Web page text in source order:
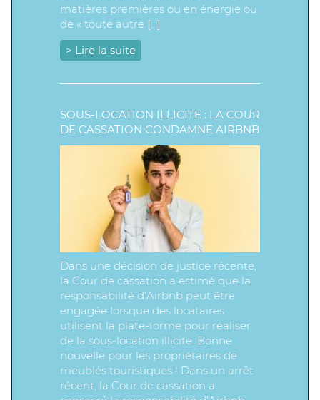
matières premières ou en énergie ou
de « toute autre […]
> Lire la suite
SOUS-LOCATION ILLICITE : LA COUR
DE CASSATION CONDAMNE AIRBNB
Dans une décision de justice récente,
la Cour de cassation a estimé que la
responsabilité d’Airbnb peut être
engagée lorsque des locataires
utilisent la plate-forme pour réaliser
de la sous-location illicite. Bonne
nouvelle pour les propriétaires de
meublés touristiques ! Dans un arrêt
récent, la Cour de cassation a